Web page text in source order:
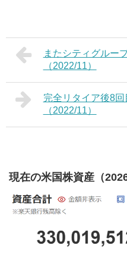
またシティグルー
（2022/11）
完全リタイア後8
（2022/11）
現在の米国株資産（